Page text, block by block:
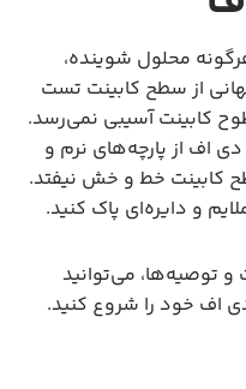
محلول شوینده،
از سطح کابینت تست
کابینت آسیبی نمی‌رسد.
دی اف از پارچه‌های نرم و
کابینت خط و خش نیفتد.
و دایره‌ای پاک کنید.
و توصیه‌ها، می‌توانید
اف خود را شروع کنید.